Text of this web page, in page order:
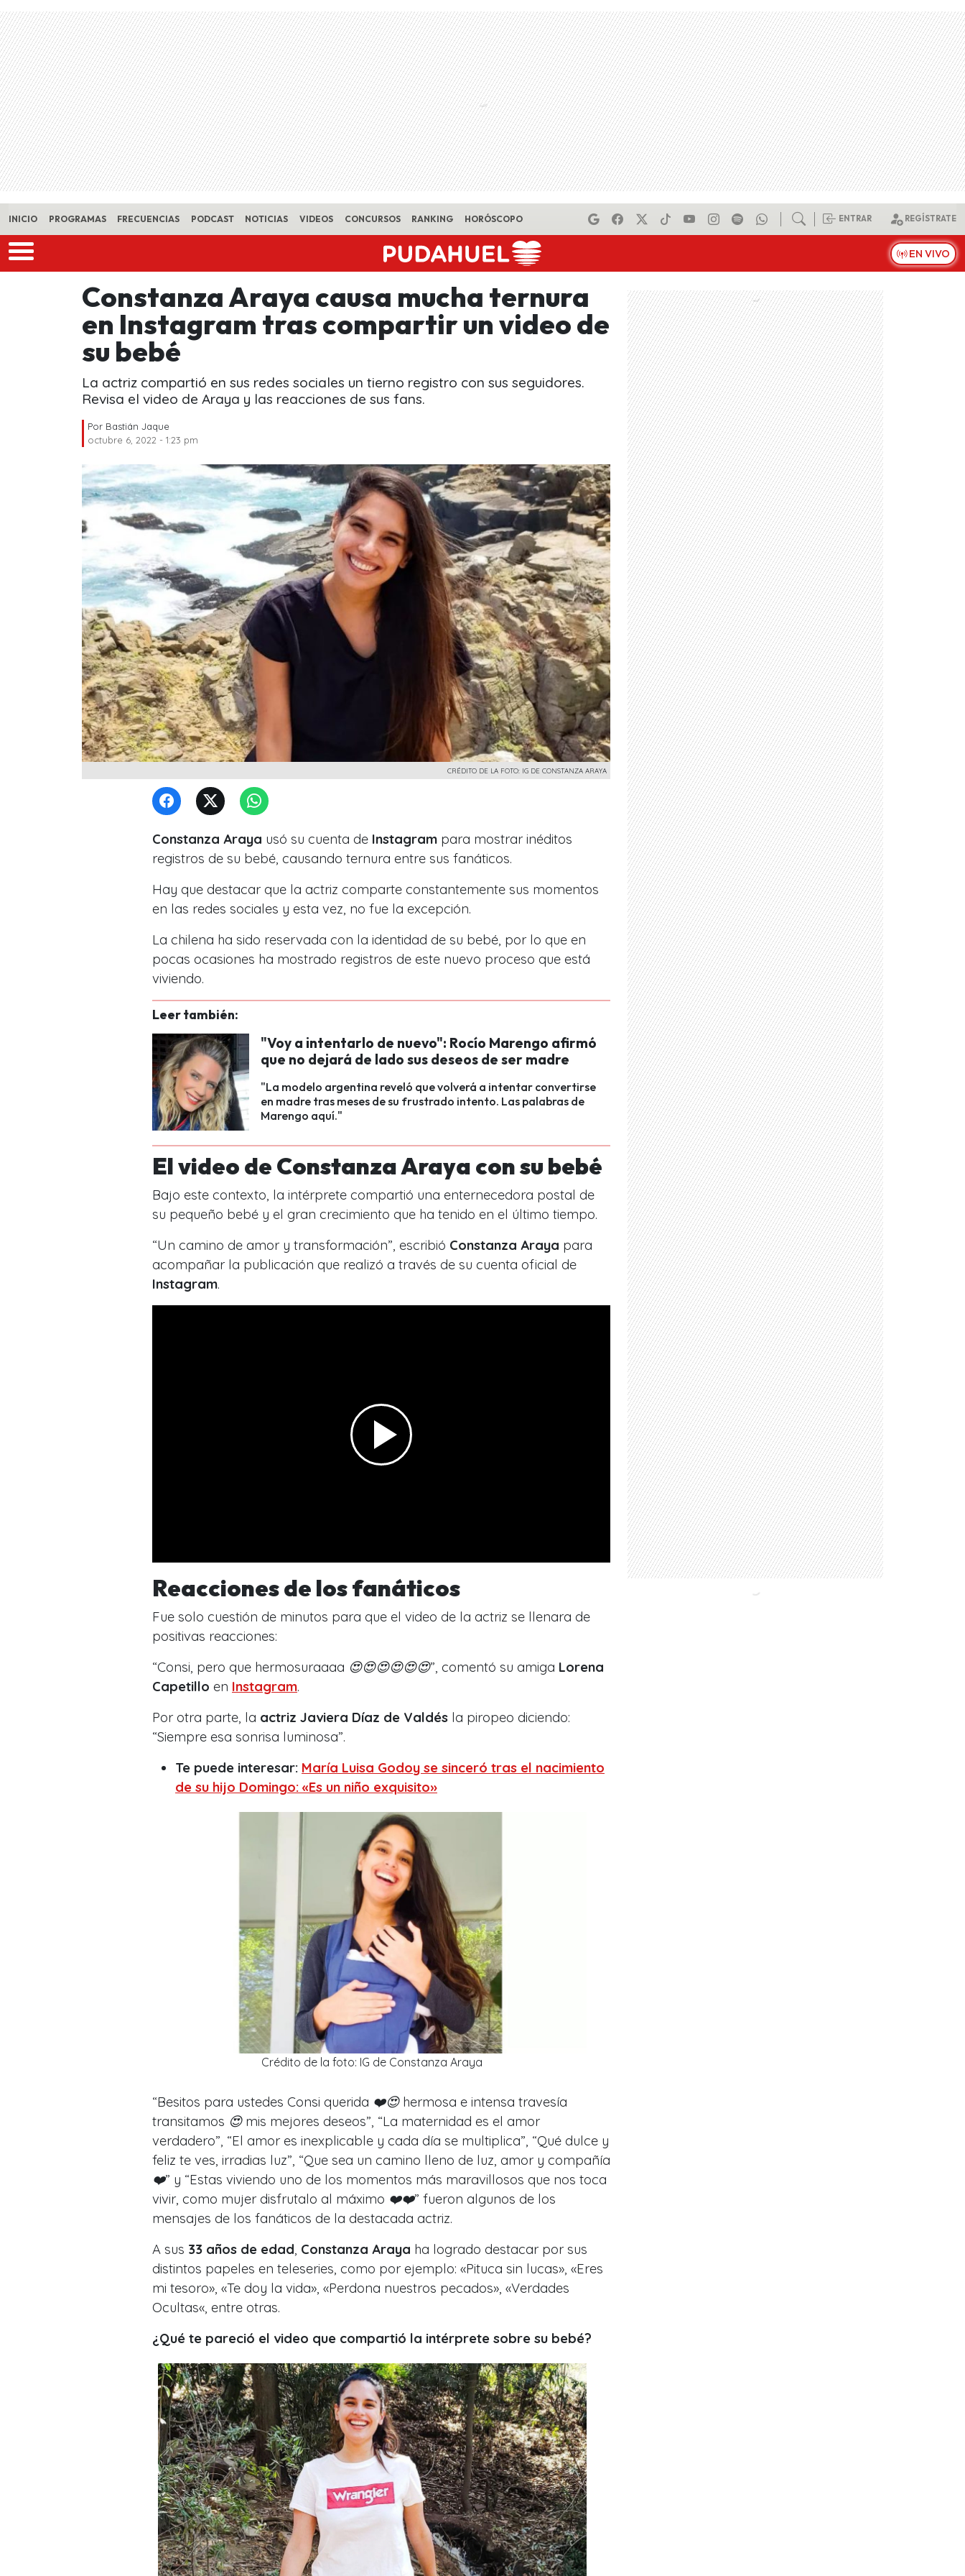
Skip to main content
INICIO PROGRAMAS FRECUENCIAS PODCAST NOTICIAS VIDEOS CONCURSOS RANKING HORÓSCOPO ENTRAR REGÍSTRATE
EN VIVO
Constanza Araya causa mucha ternura
en Instagram tras compartir un video de
su bebé
La actriz compartió en sus redes sociales un tierno registro con sus seguidores.
Revisa el video de Araya y las reacciones de sus fans.
Por Bastián Jaque
octubre 6, 2022 - 1:23 pm
CRÉDITO DE LA FOTO: IG DE CONSTANZA ARAYA
Constanza Araya usó su cuenta de Instagram para mostrar inéditos
registros de su bebé, causando ternura entre sus fanáticos.
Hay que destacar que la actriz comparte constantemente sus momentos
en las redes sociales y esta vez, no fue la excepción.
La chilena ha sido reservada con la identidad de su bebé, por lo que en
pocas ocasiones ha mostrado registros de este nuevo proceso que está
viviendo.
Leer también:
"Voy a intentarlo de nuevo": Rocío Marengo afirmó
que no dejará de lado sus deseos de ser madre
"La modelo argentina reveló que volverá a intentar convertirse
en madre tras meses de su frustrado intento. Las palabras de
Marengo aquí."
El video de Constanza Araya con su bebé
Bajo este contexto, la intérprete compartió una enternecedora postal de
su pequeño bebé y el gran crecimiento que ha tenido en el último tiempo.
“Un camino de amor y transformación”, escribió Constanza Araya para
acompañar la publicación que realizó a través de su cuenta oficial de
Instagram.
Reacciones de los fanáticos
Fue solo cuestión de minutos para que el video de la actriz se llenara de
positivas reacciones:
“Consi, pero que hermosuraaaa 😍😍😍😍😍😍”, comentó su amiga Lorena
Capetillo en Instagram.
Por otra parte, la actriz Javiera Díaz de Valdés la piropeo diciendo:
“Siempre esa sonrisa luminosa”.
Te puede interesar: María Luisa Godoy se sinceró tras el nacimiento
de su hijo Domingo: «Es un niño exquisito»
Crédito de la foto: IG de Constanza Araya
“Besitos para ustedes Consi querida ❤️😍 hermosa e intensa travesía
transitamos 😍 mis mejores deseos”, “La maternidad es el amor
verdadero”, “El amor es inexplicable y cada día se multiplica”, “Qué dulce y
feliz te ves, irradias luz”, “Que sea un camino lleno de luz, amor y compañía
❤️” y “Estas viviendo uno de los momentos más maravillosos que nos toca
vivir, como mujer disfrutalo al máximo ❤️❤️” fueron algunos de los
mensajes de los fanáticos de la destacada actriz.
A sus 33 años de edad, Constanza Araya ha logrado destacar por sus
distintos papeles en teleseries, como por ejemplo: «Pituca sin lucas», «Eres
mi tesoro», «Te doy la vida», «Perdona nuestros pecados», «Verdades
Ocultas«, entre otras.
¿Qué te pareció el video que compartió la intérprete sobre su bebé?